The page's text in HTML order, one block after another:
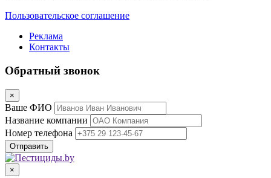
Пользовательское соглашение
Реклама
Контакты
Обратный звонок
×
Ваше ФИО
Название компании
Номер телефона
×